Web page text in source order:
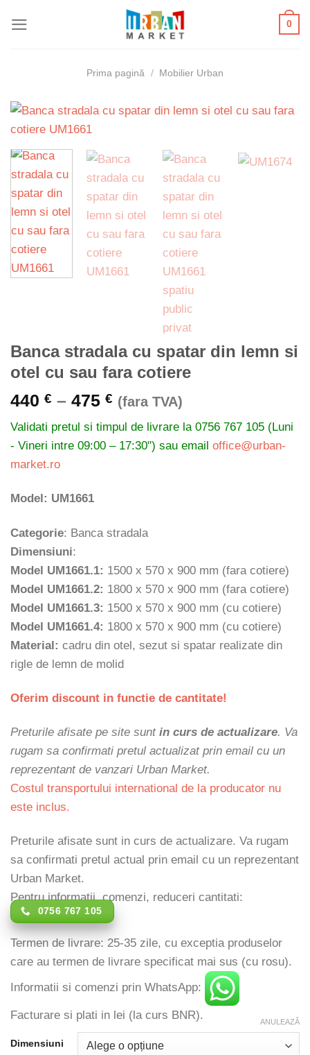
0
Prima pagină / Mobilier Urban
Banca stradala cu spatar din lemn si
otel cu sau fara cotiere
440 € – 475 € Interval
prețuri:
440 €
(fara TVA)
Validati pretul si timpul de livrare la 0756 767 105 (Luni
- Vineri intre 09:00 – 17:30") sau email office@urban-
market.ro
Model: UM1661
Categorie: Banca stradala
Dimensiuni:
Model UM1661.1: 1500 x 570 x 900 mm (fara cotiere)
Model UM1661.2: 1800 x 570 x 900 mm (fara cotiere)
Model UM1661.3: 1500 x 570 x 900 mm (cu cotiere)
Model UM1661.4: 1800 x 570 x 900 mm (cu cotiere)
Material: cadru din otel, sezut si spatar realizate din
rigle de lemn de molid
Oferim discount in functie de cantitate!
Preturile afisate pe site sunt in curs de actualizare. Va
rugam sa confirmati pretul actualizat prin email cu un
reprezentant de vanzari Urban Market.
Costul transportului international de la producator nu
este inclus.
Preturile afisate sunt in curs de actualizare. Va rugam
sa confirmati pretul actual prin email cu un reprezentant
Urban Market.
Pentru informatii, comenzi, reduceri cantitati:
0756 767 105
Termen de livrare: 25-35 zile, cu exceptia produselor
care au termen de livrare specificat mai sus (cu rosu).
Informatii si comenzi prin WhatsApp:
Facturare si plati in lei (la curs BNR).
Dimensiuni
ANULEAZĂ